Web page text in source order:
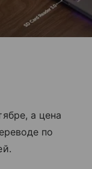
а цена
по